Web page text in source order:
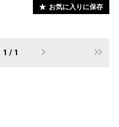
お気に入りに保存
1 / 1